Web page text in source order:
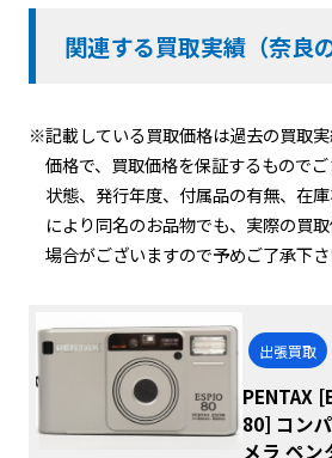
関連する買取実績（奈良
※記載している買取価格は過去の買取
価格で、買取価格を保証するもので
状態、発行年度、付属品の有無、在
により同名のお品物でも、実際の買
場合がございますので予めご了承下さ
出張買取
PENTAX
80] コン
メラ ペン